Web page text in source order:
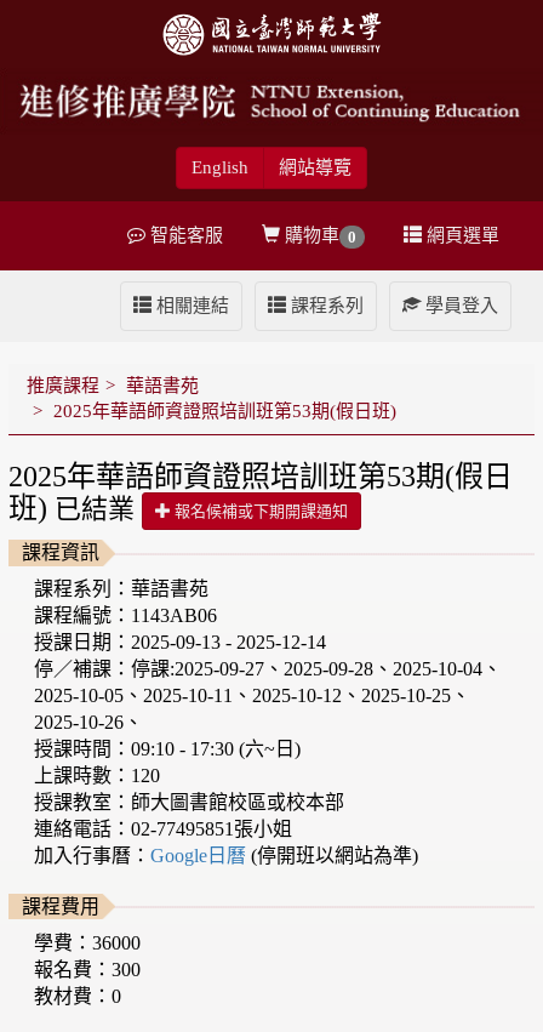
English 網站導覽
網頁選單
購物車 0
智能客服
學員登入
課程系列
相關連結
推廣課程
華語書苑
2025年華語師資證照培訓班第53期(假日班)
2025年華語師資證照培訓班第53期(假日
班) 已結業 報名候補或下期開課通知
課程資訊
課程系列：華語書苑
課程編號：1143AB06
授課日期：2025-09-13 - 2025-12-14
停／補課：停課:2025-09-27、2025-09-28、2025-10-04、
2025-10-05、2025-10-11、2025-10-12、2025-10-25、
2025-10-26、
授課時間：09:10 - 17:30 (六~日)
上課時數：120
授課教室：師大圖書館校區或校本部
連絡電話：02-77495851張小姐
加入行事曆：Google日曆(停開班以網站為準)
課程費用
學費：36000
報名費：300
教材費：0